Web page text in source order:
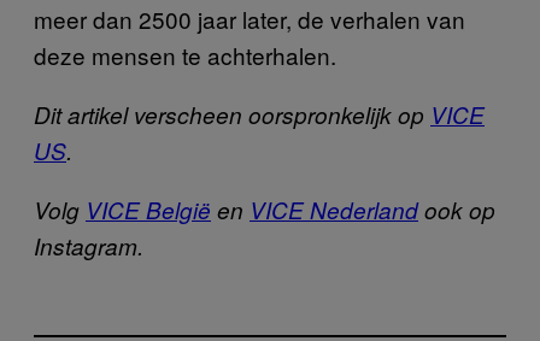
meer dan 2500 jaar later, de verhalen van
deze mensen te achterhalen.
Dit artikel verscheen oorspronkelijk op VICE
US.
Volg VICE België en VICE Nederlandook op
Instagram.